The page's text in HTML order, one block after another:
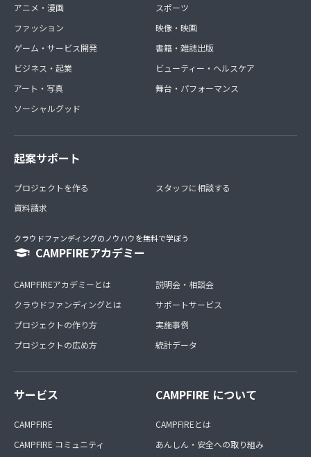
アニメ・漫画
ファッション
ゲーム・サービス開発
ビジネス・起業
アート・写真
ソーシャルグッド
スポーツ
映像・映画
書籍・雑誌出版
ビューティー・ヘルスケア
舞台・パフォーマンス
起案サポート
プロジェクトを作る
資料請求
スタッフに相談する
クラウドファンディングのノウハウを無料で学ぼう
CAMPFIREアカデミー
CAMPFIREアカデミーとは
クラウドファンディングとは
プロジェクトの作り方
プロジェクトの広め方
説明会・相談会
サポートサービス
実施事例
統計データ
サービス
CAMPFIRE
CAMPFIRE コミュニティ
CAMPFIRE について
CAMPFIREとは
あんしん・安全への取り組み